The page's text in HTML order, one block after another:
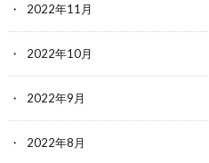
2022年11月
2022年10月
2022年9月
2022年8月